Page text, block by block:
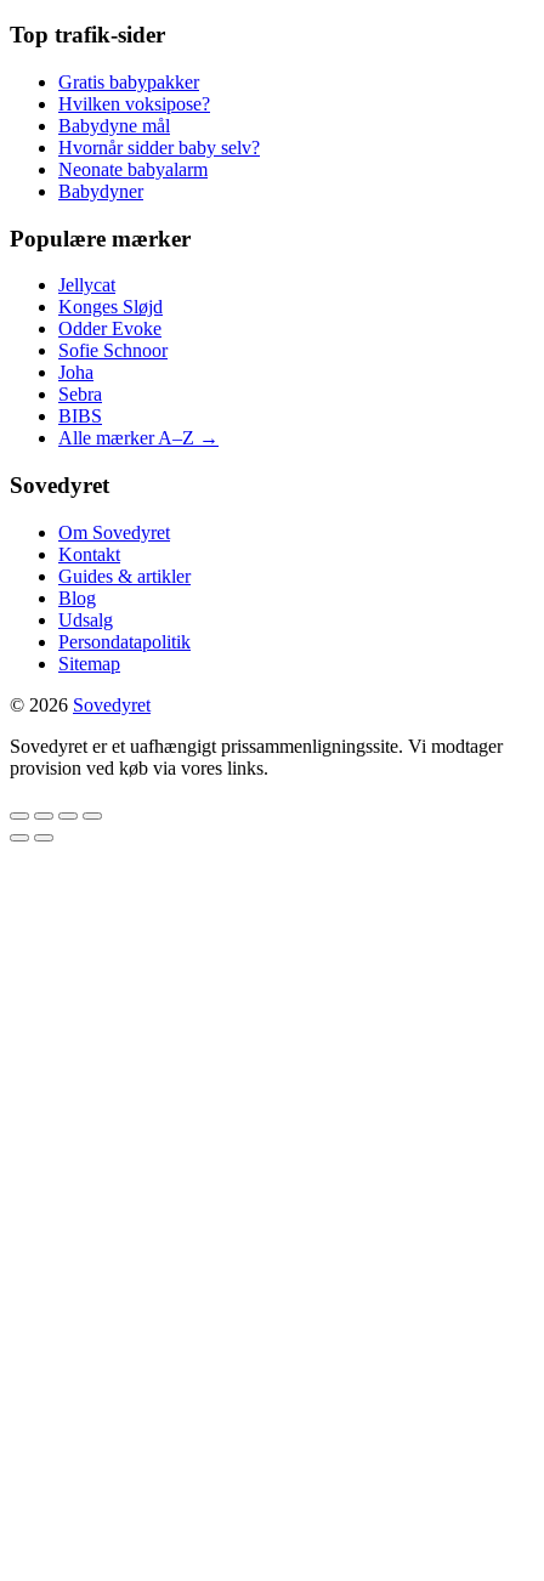
Top trafik-sider
Gratis babypakker
Hvilken voksipose?
Babydyne mål
Hvornår sidder baby selv?
Neonate babyalarm
Babydyner
Populære mærker
Jellycat
Konges Sløjd
Odder Evoke
Sofie Schnoor
Joha
Sebra
BIBS
Alle mærker A–Z →
Sovedyret
Om Sovedyret
Kontakt
Guides & artikler
Blog
Udsalg
Persondatapolitik
Sitemap
© 2026 Sovedyret
Sovedyret er et uafhængigt prissammenligningssite. Vi modtager
provision ved køb via vores links.